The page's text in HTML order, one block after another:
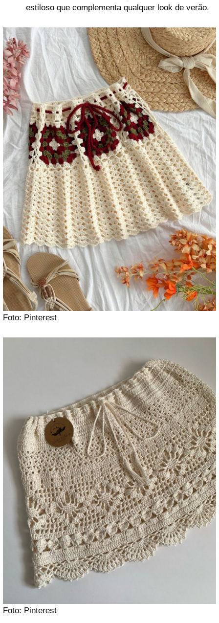
estiloso que complementa qualquer look de verão.
Foto: Pinterest
Foto: Pinterest